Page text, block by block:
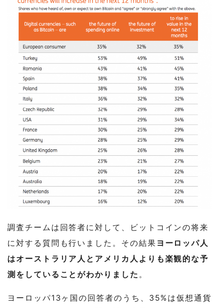
調査チームは回答者に対して、ビットコインの将来
に対する質問も行いました。その結果 ヨーロッパ人
はオーストラリア人とアメリカ人よりも楽観的な予
測をしていることがわかりました 。
ヨーロッパ13ヶ国の回答者のうち、35%は仮想通貨